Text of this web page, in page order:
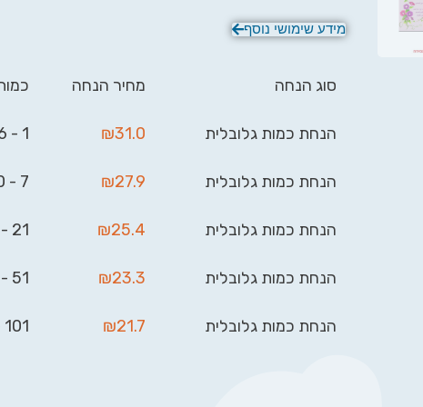
משלכם. כל שעליכם לעשות, לאחר ביצוע ההזמנה,
המחשב וביג בן יעשה את השאר:
מידע שימושי נוסף
סוג הנחה מחיר הנחה
הנחת כמות גלובלית ₪31.0
1 - 6
הנחת כמות גלובלית ₪27.9
7 - 20
הנחת כמות גלובלית ₪25.4
21 - 50
הנחת כמות גלובלית ₪23.3
51 - 100
הנחת כמות גלובלית ₪21.7
101 - 999